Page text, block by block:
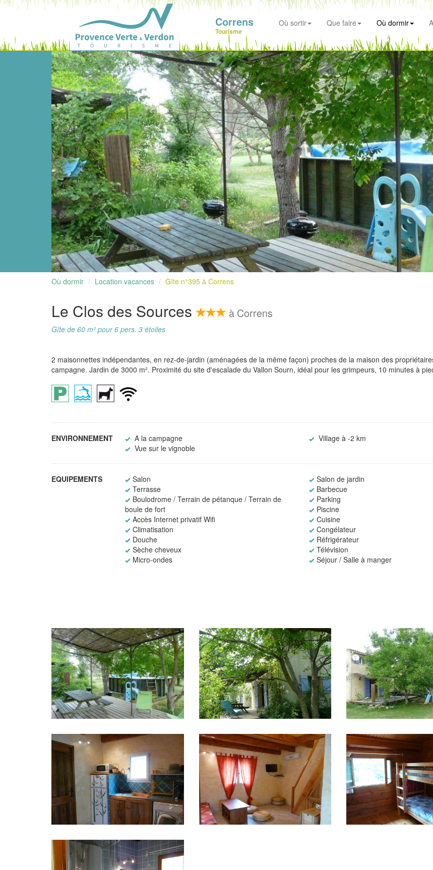
Correns
Tourisme
Où sortir Que faire Où dormir
Où dormir Location vacances Gîte n°395 à Correns
Le Clos des Sources à Correns
Gîte de 60 m² pour 6 pers. 3 étoiles
2 maisonnettes indépendantes, en rez-de-jardin (aménagées de la même façon) proches de la maison des
campagne. Jardin de 3000 m². Proximité du site d'escalade du Vallon Sourn, idéal pour les grimpeurs, 10 minutes à
ENVIRONNEMENT A la campagne
Village à -2 km
Vue sur le vignoble
EQUIPEMENTS Salon
Salon de jardin
Terrasse
Barbecue
Boulodrome / Terrain de pétanque / Terrain de
boule de fort
Parking
Piscine
Accès Internet privatif Wifi
Cuisine
Climatisation
Congélateur
Douche
Réfrigérateur
Sèche cheveux
Télévision
Micro-ondes
Séjour / Salle à manger